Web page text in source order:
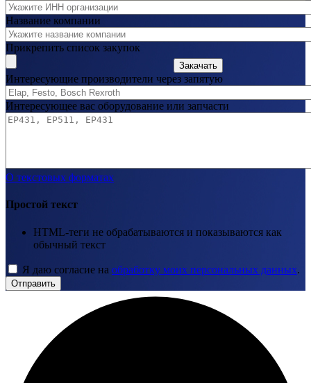
Название компании
Прикрепить список закупок
Закачать
Интересующие производители через запятую
Интересующее вас оборудование или запчасти
О текстовых форматах
Простой текст
HTML-теги не обрабатываются и показываются как
обычный текст
Я даю согласие на обработку моих персональных данных.
Отправить